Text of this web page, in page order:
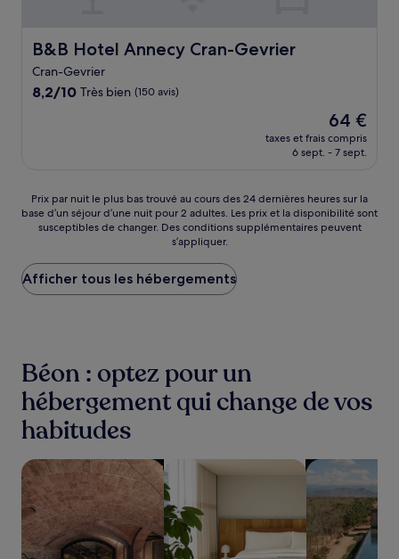
B&B Hotel Annecy Cran-Gevrier
B&B Hotel Annecy Cran-Gevrier
Cran-Gevrier
8.2
8,2/10 Très bien (150 avis)
Le
nouveau
prix
64 €
64 €
taxes et frais compris
6 sept. - 7 sept.
Prix
par
nuit
plus
bas
trouvé
24 dernières
heures
sur
la
base
d’un
séjour
d’une
nuit
pour
2 adultes.
Les
prix
Prix par nuit le plus bas trouvé au cours des 24 dernières heures sur la
base d’un séjour d’une nuit pour 2 adultes. Les prix et la disponibilité sont
susceptibles de changer. Des conditions supplémentaires peuvent
s’appliquer.
Afficher tous les hébergements
Béon : optez pour un
hébergement qui change de vos
habitudes
Rechercher des hébergements avec un spa sur place
Rechercher des appart’hôtels
Rechercher